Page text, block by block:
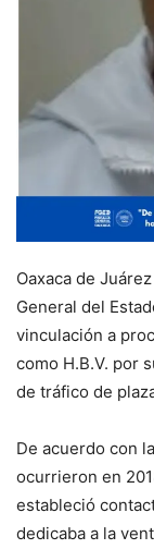
Oaxaca de
General del
vinculación a
como H.B.V. por
de tráfico de
De acuerdo con
ocurrieron en
estableció
dedicaba a la